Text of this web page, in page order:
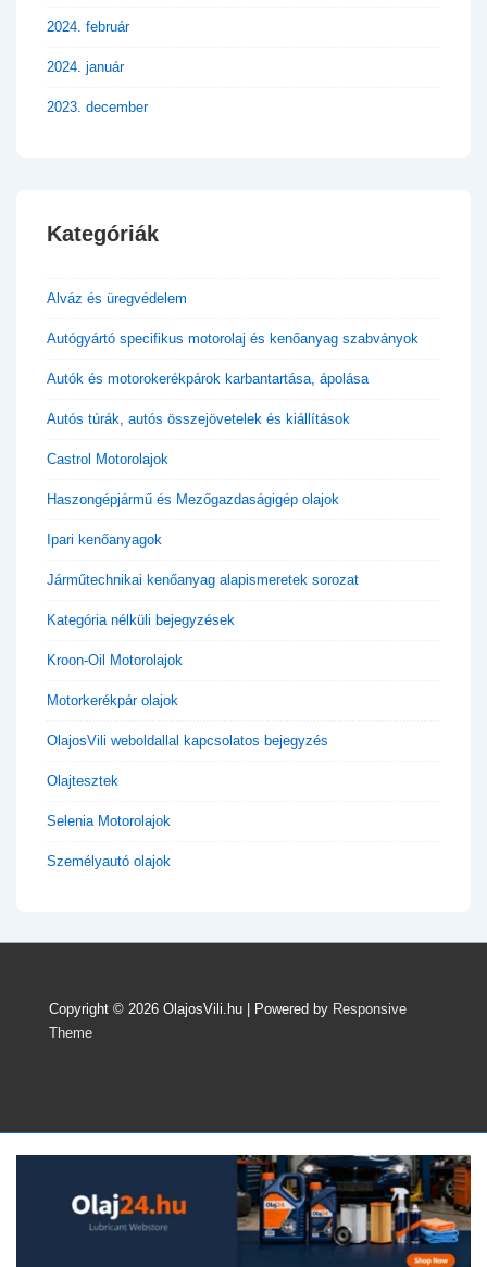
2024. február
2024. január
2023. december
Kategóriák
Alváz és üregvédelem
Autógyártó specifikus motorolaj és kenőanyag szabványok
Autók és motorokerékpárok karbantartása, ápolása
Autós túrák, autós összejövetelek és kiállítások
Castrol Motorolajok
Haszongépjármű és Mezőgazdaságigép olajok
Ipari kenőanyagok
Járműtechnikai kenőanyag alapismeretek sorozat
Kategória nélküli bejegyzések
Kroon-Oil Motorolajok
Motorkerékpár olajok
OlajosVili weboldallal kapcsolatos bejegyzés
Olajtesztek
Selenia Motorolajok
Személyautó olajok
Copyright © 2026 OlajosVili.hu | Powered by Responsive
Theme